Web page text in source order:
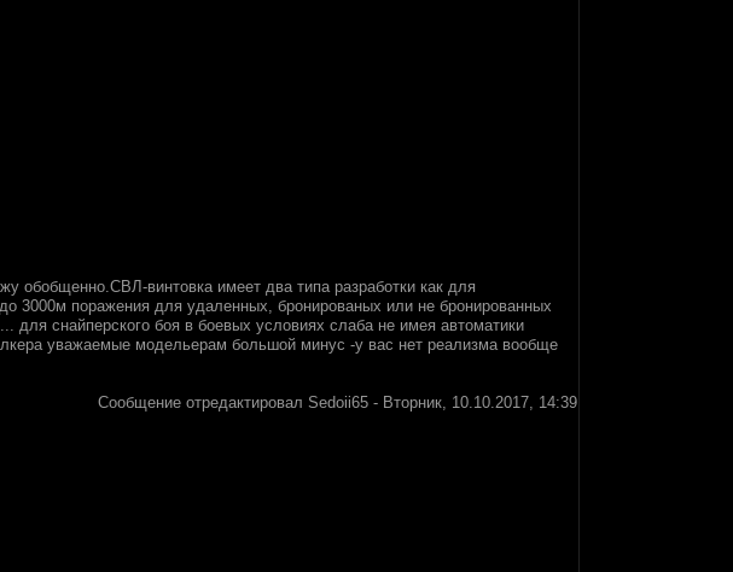
обобщенно.СВЛ-винтовка имеет два типа разработки как для
3000м поражения для удаленных, бронированых или не бронированных
для снайперского боя в боевых условиях слаба не имея автоматики
уважаемые модельерам большой минус -у вас нет реализма вообще
Сообщение отредактировал Sedoii65 - Вторник, 10.10.2017, 14:39